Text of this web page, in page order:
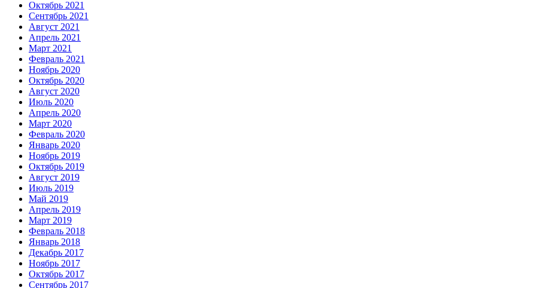
Октябрь 2021
Сентябрь 2021
Август 2021
Апрель 2021
Март 2021
Февраль 2021
Ноябрь 2020
Октябрь 2020
Август 2020
Июль 2020
Апрель 2020
Март 2020
Февраль 2020
Январь 2020
Ноябрь 2019
Октябрь 2019
Август 2019
Июль 2019
Май 2019
Апрель 2019
Март 2019
Февраль 2018
Январь 2018
Декабрь 2017
Ноябрь 2017
Октябрь 2017
Сентябрь 2017